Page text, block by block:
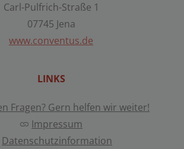
Carl-Pulfrich-Straße 1
07745 Jena
www.conventus.de
LINKS
Fragen? Gern helfen wir weiter!
Impressum
Datenschutzinformation